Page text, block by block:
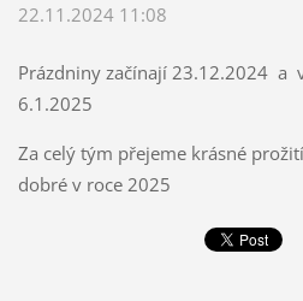
22.11.2024 11:08
Prázdniny začínají 23.12.2024 a
6.1.2025
Za celý tým přejeme krásné
dobré v roce 2025